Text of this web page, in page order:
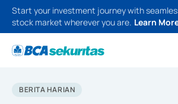
Start your investment journey with
stock market wherever you are. Learn
BERITA HARIAN